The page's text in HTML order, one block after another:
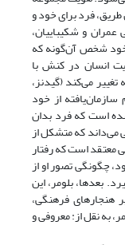
فرد برای خود و
و شکیباییان،
خود شخص آن‌گونه که
انسان در کنش با
می‌کند (گیدنز،
سازمان‌یافته از خود
است که فرد بدان
می‌داند که متشکل از
معتقد است که رفتار
چگونگی تصور او از
بعدها، بلومر، این
هنجارهای فرهنگی،
به نقل از: معروفی و